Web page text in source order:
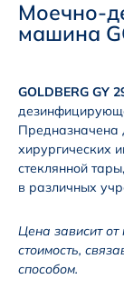
Моечно-
машина
GOLDBERG GY
Предназначена
хирургических
стеклянной
в различных
Цена зависит
стоимость,
способом.